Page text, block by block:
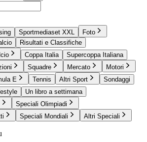
Sportmediaset XXL
Foto
Risultati e Classifiche
Coppa Italia
Supercoppa Italiana
Squadre Mercato
Motori
E Tennis Altri Sport
Sondaggi
Un libro a settimana
Speciali Olimpiadi
Speciali Mondiali Altri Speciali